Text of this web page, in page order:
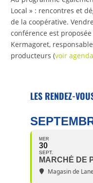
Local » : rencontres et
de la coopérative.
conférence est
Kermagoret,
producteurs (voir
LES RENDEZ-
MER
30
SEPT.
MARCHÉ DE
Magasin de